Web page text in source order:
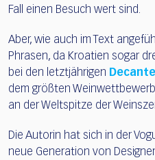
Fall einen Besuch wert sind.
Aber, wie auch im Text
Phrasen, da Kroatien sogar
bei den letztjährigen
dem größten
an der Weltspitze der
Die Autorin hat sich in der
neue Generation von